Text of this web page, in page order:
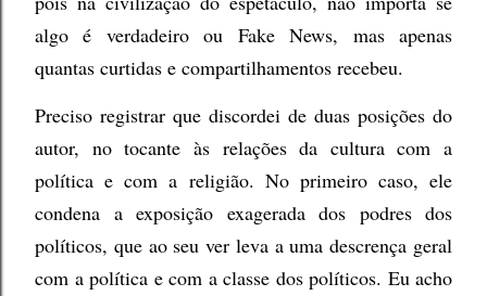
algo é verdadeiro ou Fake News, mas apenas
quantas curtidas e compartilhamentos recebeu.
Preciso registrar que discordei de duas posições do
autor, no tocante às relações da cultura com a
política e com a religião. No primeiro caso, ele
condena a exposição exagerada dos podres dos
políticos, que ao seu ver leva a uma descrença geral
com a política e com a classe dos políticos. Eu acho